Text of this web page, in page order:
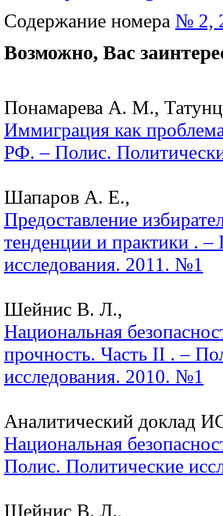
Содержание номера № 2,
Возможно, Вас
Понамарева А. М.,
Иммиграция как
РФ. – Полис.
Шапаров А. Е.,
Предоставление
тенденции и практики .
исследования. 2011. №1
Шейнис В. Л.,
Национальная
прочность. Часть II . –
исследования. 2010. №1
Аналитический доклад
Национальная
Полис. Политические
Шейнис В. Л.,